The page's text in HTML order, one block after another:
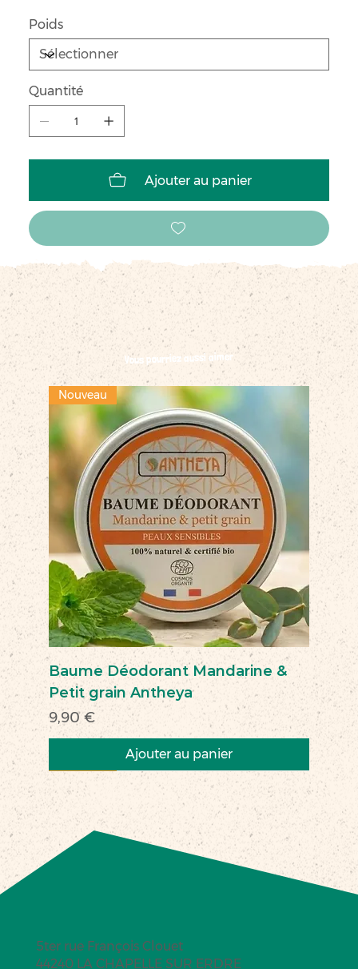
Poids
Quantité
Ajouter au panier
Vous pourriez aussi aimer
Nouveau
Baume Déodorant Mandarine &
Petit grain Antheya
Prix
9,90 €
Ajouter au panier
Nouveau
Nouveau
Nouveau
Nouveau
Nouveau
Nouveau
Nouveau
Nouveauté
Nouveau
Nouveau
Commerce équitable
Nouveau
5ter rue François Clouet
44240 LA CHAPELLE SUR ERDRE